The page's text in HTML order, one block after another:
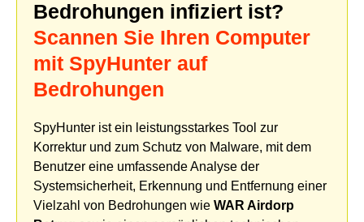
Bedrohungen infiziert ist?
Scannen Sie Ihren Computer
mit SpyHunter auf
Bedrohungen
SpyHunter ist ein leistungsstarkes Tool zur
Korrektur und zum Schutz von Malware, mit dem
Benutzer eine umfassende Analyse der
Systemsicherheit, Erkennung und Entfernung einer
Vielzahl von Bedrohungen wie WAR Airdorp